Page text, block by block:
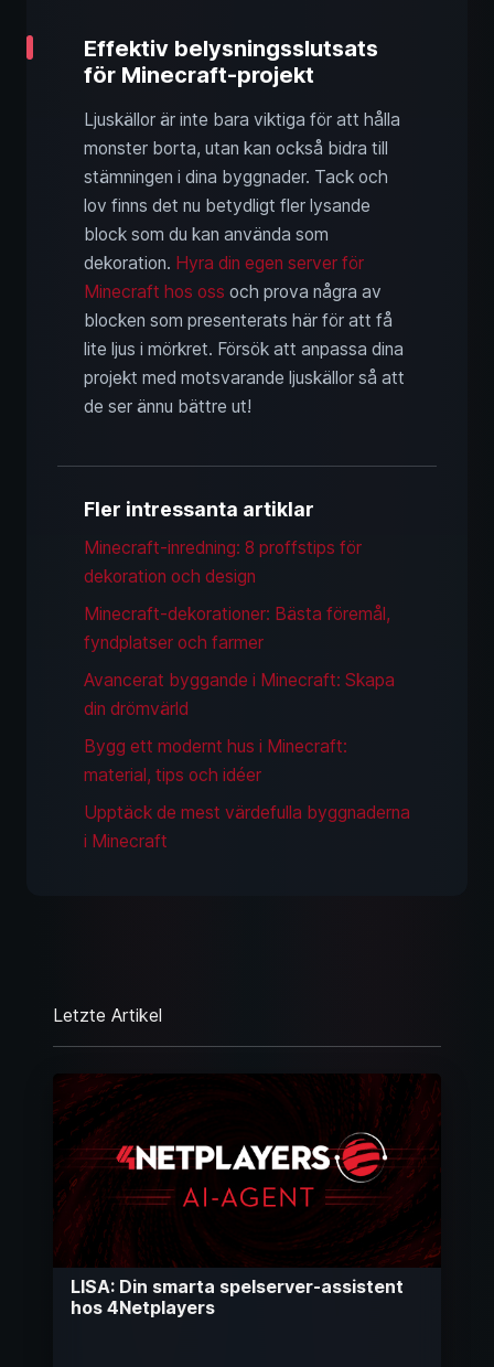
Effektiv belysningsslutsats
för Minecraft-projekt
Ljuskällor är inte bara viktiga för att hålla
monster borta, utan kan också bidra till
stämningen i dina byggnader. Tack och
lov finns det nu betydligt fler lysande
block som du kan använda som
dekoration. Hyra din egen server för
Minecraft hos oss och prova några av
blocken som presenterats här för att få
lite ljus i mörkret. Försök att anpassa dina
projekt med motsvarande ljuskällor så att
de ser ännu bättre ut!
Fler intressanta artiklar
Minecraft-inredning: 8 proffstips för
dekoration och design
Minecraft-dekorationer: Bästa föremål,
fyndplatser och farmer
Avancerat byggande i Minecraft: Skapa
din drömvärld
Bygg ett modernt hus i Minecraft:
material, tips och idéer
Upptäck de mest värdefulla byggnaderna
i Minecraft
Letzte Artikel
LISA: Din smarta spelserver-assistent
hos 4Netplayers